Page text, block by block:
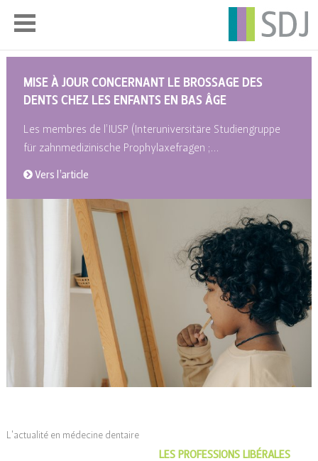
MISE À JOUR CONCERNANT LE BROSSAGE DES
DENTS CHEZ LES ENFANTS EN BAS ÂGE
Les membres de l’IUSP (Interuniversitäre Studiengruppe
für zahnmedizinische Prophylaxefragen ;…
Vers l’article
L'actualité en médecine dentaire
LES PROFESSIONS LIBÉRALES